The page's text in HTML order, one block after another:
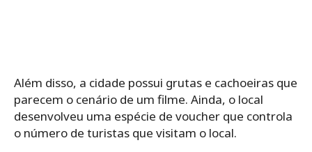
Além disso, a cidade possui grutas e cachoeiras que
parecem o cenário de um filme. Ainda, o local
desenvolveu uma espécie de voucher que controla
o número de turistas que visitam o local.